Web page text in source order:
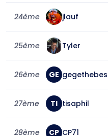
24ème jlauf
25ème Tyler
26ème GE
27ème TI tisaphil
28ème CP CP71